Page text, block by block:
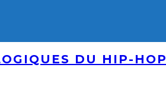
DU HIP-HOP